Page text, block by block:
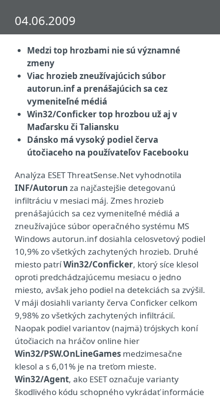
04.06.2009
Medzi top hrozbami nie sú významné
zmeny
Viac hrozieb zneužívajúcich súbor
autorun.inf a prenášajúcich sa cez
vymeniteľné médiá
Win32/Conficker top hrozbou už aj v
Maďarsku či Taliansku
Dánsko má vysoký podiel červa
útočiaceho na používateľov Facebooku
Analýza ESET ThreatSense.Net vyhodnotila
INF/Autorun za najčastejšie detegovanú
infiltráciu v mesiaci máj. Zmes hrozieb
prenášajúcich sa cez vymeniteľné médiá a
zneužívajúce súbor operačného systému MS
Windows autorun.inf dosiahla celosvetový podiel
10,9% zo všetkých zachytených hrozieb. Druhé
miesto patríWin32/Conficker, ktorý síce klesol
oproti predchádzajúcemu mesiacu o jedno
miesto, avšak jeho podiel na detekciách sa zvýšil.
V máji dosiahli varianty červa Conficker celkom
9,98% zo všetkých zachytených infiltrácií.
Naopak podiel variantov (najmä) trójskych koní
útočiacich na hráčov online hier
Win32/PSW.OnLineGames medzimesačne
klesol a s 6,01% je na treťom mieste.
Win32/Agent, ako ESET označuje varianty
škodlivého kódu schopného vykrádať informácie